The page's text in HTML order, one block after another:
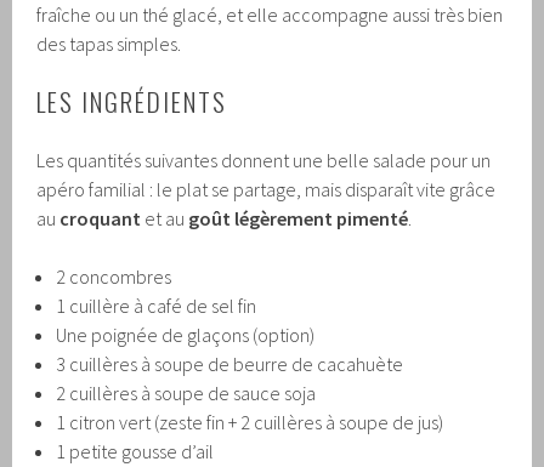
fraîche ou un thé glacé, et elle accompagne aussi très bien
des tapas simples.
LES INGRÉDIENTS
Les quantités suivantes donnent une belle salade pour un
apéro familial : le plat se partage, mais disparaît vite grâce
au croquant et au goût légèrement pimenté.
2 concombres
1 cuillère à café de sel fin
Une poignée de glaçons (option)
3 cuillères à soupe de beurre de cacahuète
2 cuillères à soupe de sauce soja
1 citron vert (zeste fin + 2 cuillères à soupe de jus)
1 petite gousse d’ail